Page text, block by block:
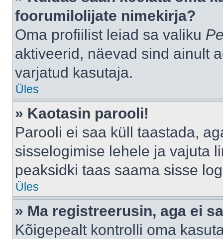
foorumilolijate nimekirja?
Oma profiilist leiad sa valiku
aktiveerid, näevad sind ainult
varjatud kasutaja.
Üles
» Kaotasin parooli!
Parooli ei saa küll taastada,
sisselogimise lehele ja vajuta
peaksidki taas saama sisse
Üles
» Ma registreerusin, aga ei
Kõigepealt kontrolli oma